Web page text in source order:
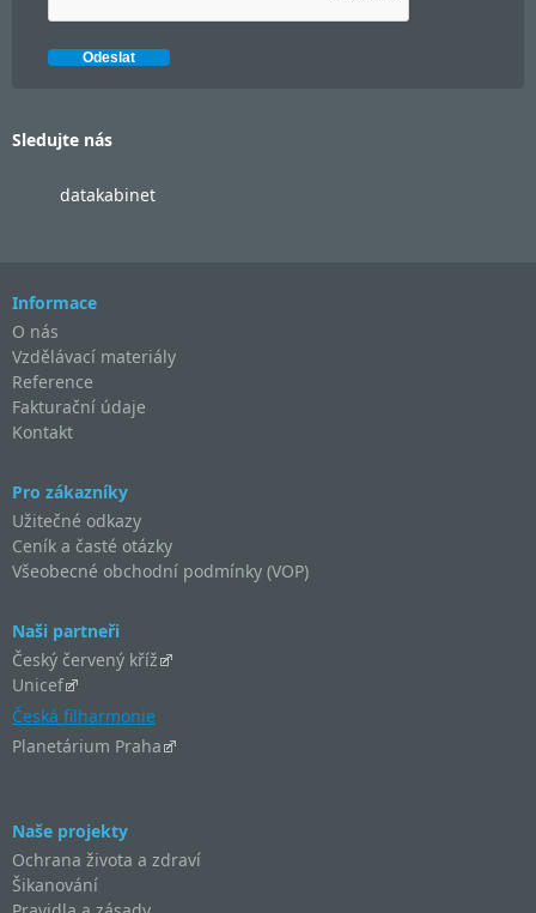
Sledujte nás
datakabinet
Informace
O nás
Vzdělávací materiály
Reference
Fakturační údaje
Kontakt
Pro zákazníky
Užitečné odkazy
Ceník a časté otázky
Všeobecné obchodní podmínky (VOP)
Naši partneři
Český červený kříž
Unicef
Česká filharmonie
Planetárium Praha
Naše projekty
Ochrana života a zdraví
Šikanování